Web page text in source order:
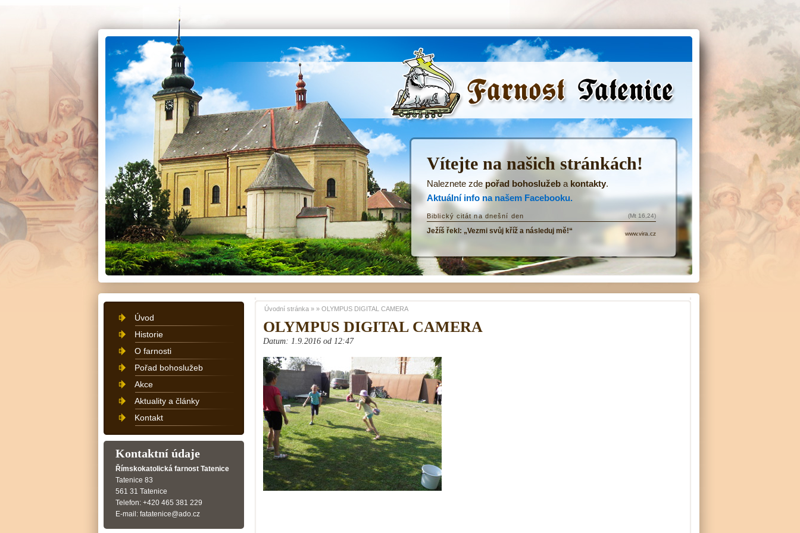
ŘKF Tatenice -
OLYMPUS DIGITAL CAMERA
Datum: 1.9.2016 od 12:47
Úvodní stránka » » OLYMPUS DIGITAL CAMERA
Úvod
Historie
O farnosti
Pořad bohoslužeb
Akce
Aktuality a články
Kontakt
Kontaktní údaje
Římskokatolická farnost Tatenice
Tatenice 83
561 31 Tatenice
Telefon: +420 465 381 229
E-mail: fatatenice@ado.cz
Vítejte na našich stránkách!
Naleznete zdepořad bohoslužeb a kontakty.
Aktuální info na našem Facebooku.
Biblický citát na dnešní den
Ježíš řekl: „Vezmi svůj kříž a následuj mě!“
(Mt 16,24)
www.vira.cz